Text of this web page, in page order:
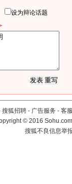
设为辩论话题
搜狐招聘 - 广告服务 - 客
©2016
搜狐不良信息举